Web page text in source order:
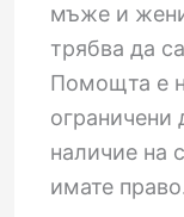
мъже и
трябва да
Помощта е
ограничени
наличие на
имате